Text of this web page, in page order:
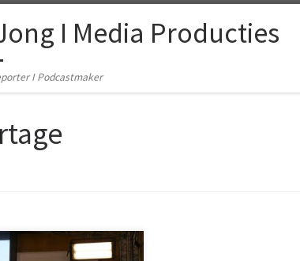
I Media Producties
I Podcastmaker
ik op